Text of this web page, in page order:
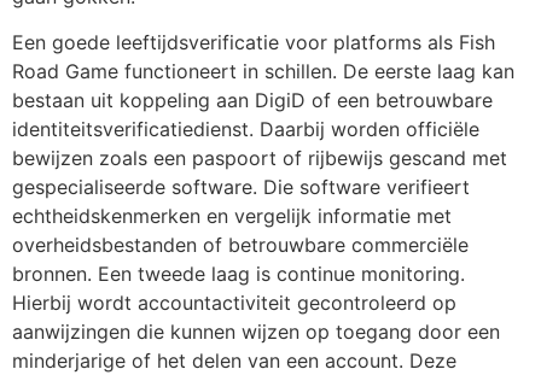
Een goede leeftijdsverificatie voor platforms als Fish
Road Game functioneert in schillen. De eerste laag kan
bestaan uit koppeling aan DigiD of een betrouwbare
identiteitsverificatiedienst. Daarbij worden officiële
bewijzen zoals een paspoort of rijbewijs gescand met
gespecialiseerde software. Die software verifieert
echtheidskenmerken en vergelijk informatie met
overheidsbestanden of betrouwbare commerciële
bronnen. Een tweede laag is continue monitoring.
Hierbij wordt accountactiviteit gecontroleerd op
aanwijzingen die kunnen wijzen op toegang door een
minderjarige of het delen van een account. Deze